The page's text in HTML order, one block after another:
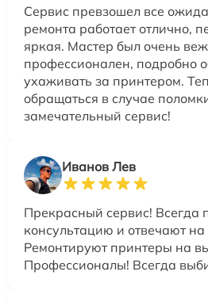
Сервис превзошел все
ремонта работает отлично,
яркая. Мастер был очень
профессионален, подробно
ухаживать за принтером.
обращаться в случае
замечательный сервис!
Иванов Лев
Прекрасный сервис! Всегда
консультацию и отвечают на
Ремонтируют принтеры на
Профессионалы! Всегда